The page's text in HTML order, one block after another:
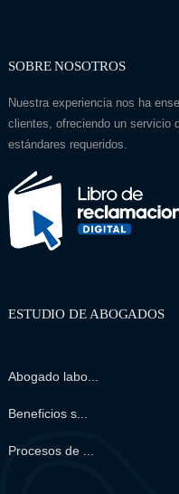
SOBRE NOSOTROS
Nuestra experiencia nos ha
clientes, ofreciendo un servicio
estándares requeridos.
ESTUDIO DE ABOGADOS
Abogado labo...
Beneficios s...
Procesos de ...